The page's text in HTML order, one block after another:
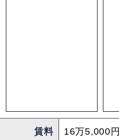
賃料 16万5,000円